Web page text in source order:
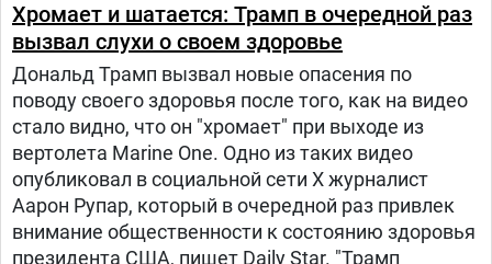
Хромает и шатается: Трамп в очередной раз
вызвал слухи о своем здоровье
Дональд Трамп вызвал новые опасения по
поводу своего здоровья после того, как на видео
стало видно, что он "хромает" при выходе из
вертолета Marine One. Одно из таких видео
опубликовал в социальной сети Х журналист
Аарон Рупар, который в очередной раз привлек
внимание общественности к состоянию здоровья
президента США, пишет Daily Star. "Трамп